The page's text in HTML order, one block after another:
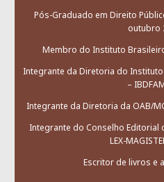
Pós-Graduado em Direito
outubro
Membro do Instituto
Integrante da Diretoria do
–
Integrante da Diretoria da OAB/
Integrante do Conselho Editorial
LEX-
Escritor de livros e